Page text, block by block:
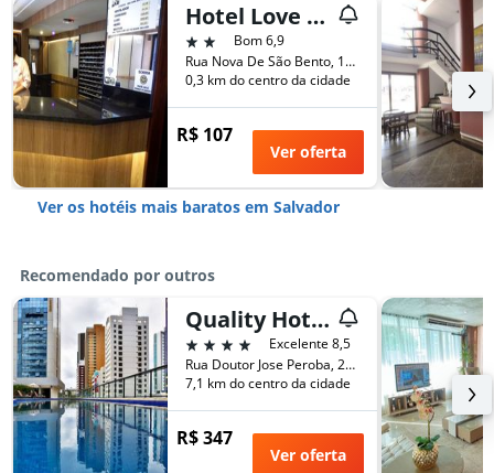
Hotel Love Story
2 estrelas
Bom 6,9
Rua Nova De São Bento, 145, Salvador, Brasil
0,3 km do centro da cidade
R$ 107
Ver oferta
Ver os hotéis mais baratos em Salvador
Recomendado por outros
Quality Hotel & Suites Sao Salvador
4 estrelas
Excelente 8,5
Rua Doutor Jose Peroba, 244, Salvador, Brasil
7,1 km do centro da cidade
R$ 347
Ver oferta